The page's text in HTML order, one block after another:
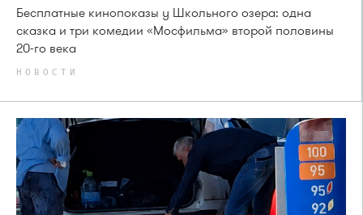
Бесплатные кинопоказы у Школьного озера: одна
сказка и три комедии «Мосфильма» второй половины
20-го века
НОВОСТИ